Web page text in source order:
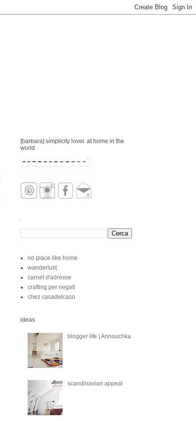
[barbara] simplicity lover. at home in the
world
.
no place like home
wanderlust
carnet d'adresse
crafting per negati
chez casadelcaso
ideas
blogger life | Annouchka
scandinavian appeal